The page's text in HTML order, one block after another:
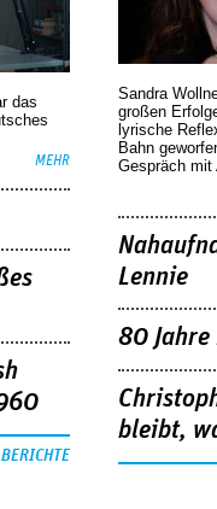
das
MEHR
Sandra
großen
lyrische
Bahn
Gespräch mit
Lennie
80 Jahre
bleibt,